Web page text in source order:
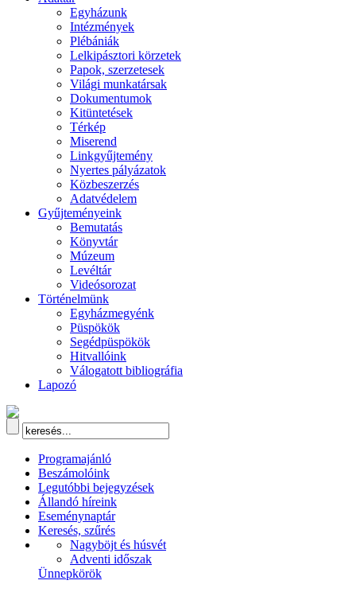
Egyházunk
Intézmények
Plébániák
Lelkipásztori körzetek
Papok, szerzetesek
Világi munkatársak
Dokumentumok
Kitüntetések
Térkép
Miserend
Linkgyűjtemény
Nyertes pályázatok
Közbeszerzés
Adatvédelem
Gyűjteményeink
Bemutatás
Könyvtár
Múzeum
Levéltár
Videósorozat
Történelmünk
Egyházmegyénk
Püspökök
Segédpüspökök
Hitvallóink
Válogatott bibliográfia
Lapozó
Programajánló
Beszámolóink
Legutóbbi bejegyzések
Állandó híreink
Eseménynaptár
Keresés, szűrés
Nagyböjt és húsvét
Adventi időszak
Ünnepkörök